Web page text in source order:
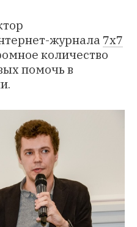
журнала 7х7
количество
помочь в